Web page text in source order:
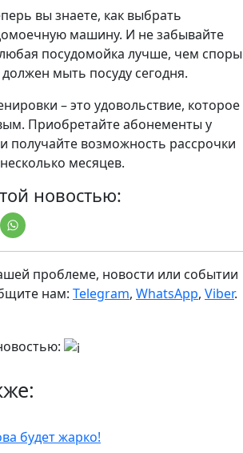
вы знаете, как выбрать
машину. И не забывайте
посудомойка лучше, чем споры
мыть посуду сегодня.
– это удовольствие, которое
Приобретайте абонементы у
получайте возможность рассрочки
месяцев.
новостью:
проблеме, новости или событии
нам: Telegram, WhatsApp, Viber.
будет жарко!